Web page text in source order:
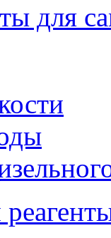
для